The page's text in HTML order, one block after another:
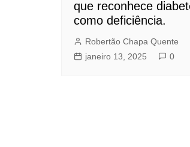
que reconhece
como deficiência.
Robertão Chapa Quente
janeiro 13, 2025
0